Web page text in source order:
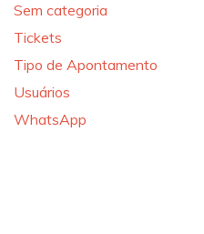
Sem categoria
Tickets
Tipo de Apontamento
Usuários
WhatsApp